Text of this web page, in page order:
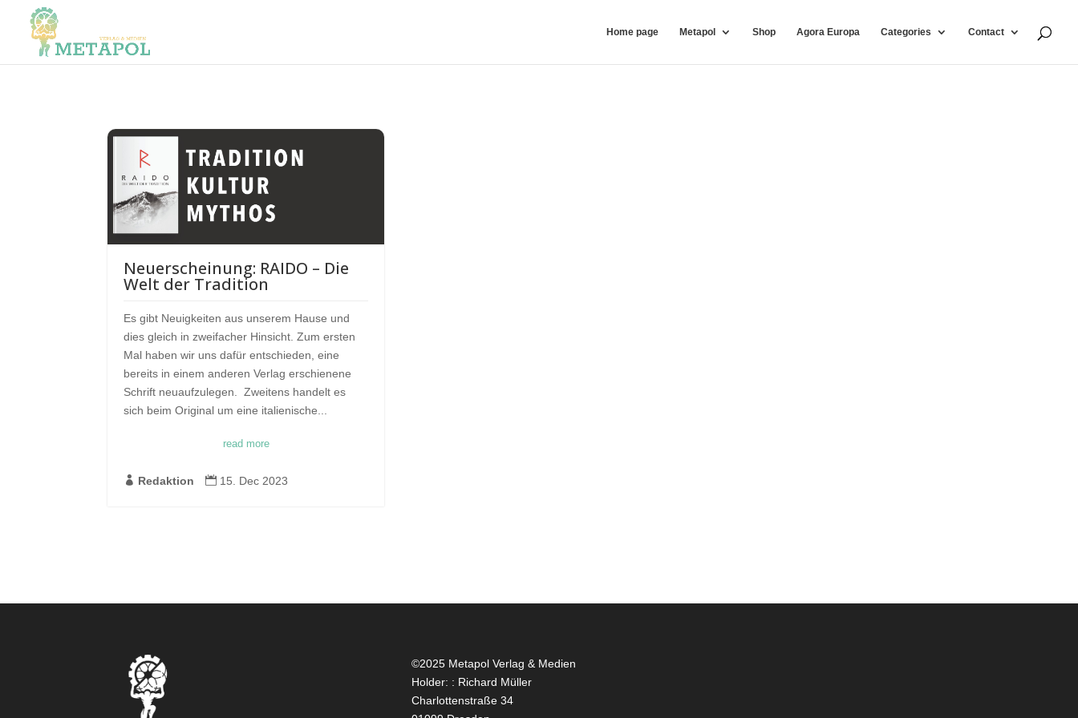
Home page Metapol Shop Agora Europa Categories Contact
Neuerscheinung: RAIDO – Die
Welt der Tradition
Es gibt Neuigkeiten aus unserem Hause und
dies gleich in zweifacher Hinsicht. Zum ersten
Mal haben wir uns dafür entschieden, eine
bereits in einem anderen Verlag erschienene
Schrift neuaufzulegen. Zweitens handelt es
sich beim Original um eine italienische...
read more
 Redaktion  15. Dec 2023
©2025 Metapol Verlag & Medien
Holder: : Richard Müller
Charlottenstraße 34